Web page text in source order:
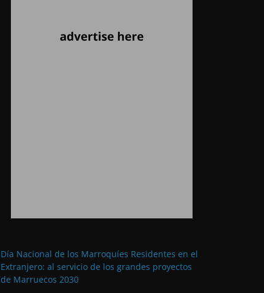
Día Nacional de los Marroquíes Residentes en el
Extranjero: al servicio de los grandes proyectos
de Marruecos 2030